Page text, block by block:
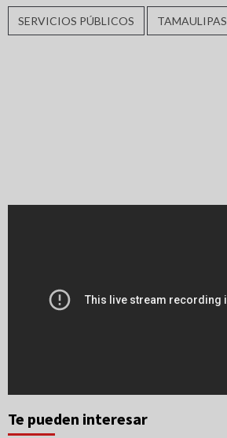
SERVICIOS PÚBLICOS TAMAULIPAS
Te pueden interesar